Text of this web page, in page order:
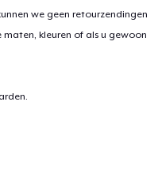
we geen retourzendingen
kleuren of als u gewoon